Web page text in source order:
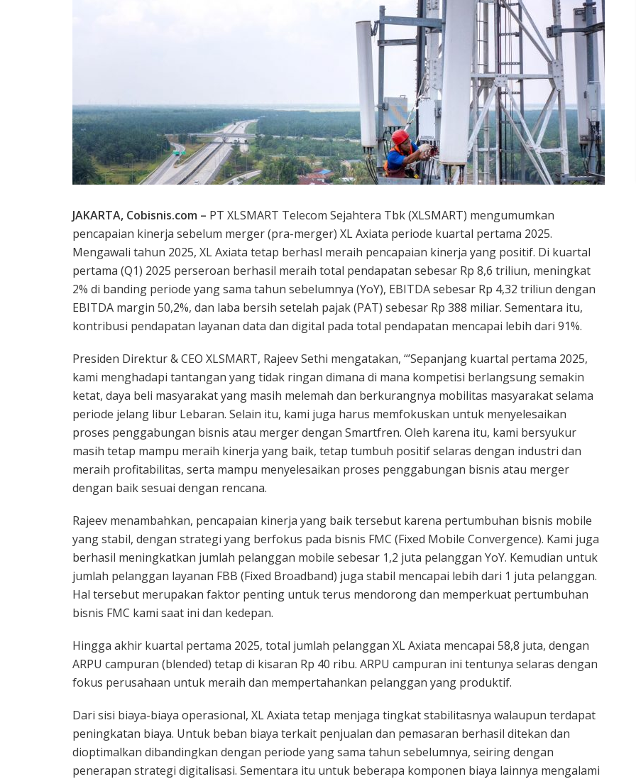
JAKARTA, Cobisnis.com – PT XLSMART Telecom Sejahtera Tbk (XLSMART) mengumumkan
pencapaian kinerja sebelum merger (pra-merger) XL Axiata periode kuartal pertama 2025.
Mengawali tahun 2025, XL Axiata tetap berhasl meraih pencapaian kinerja yang positif. Di kuartal
pertama (Q1) 2025 perseroan berhasil meraih total pendapatan sebesar Rp 8,6 triliun, meningkat
2% di banding periode yang sama tahun sebelumnya (YoY), EBITDA sebesar Rp 4,32 triliun dengan
EBITDA margin 50,2%, dan laba bersih setelah pajak (PAT) sebesar Rp 388 miliar. Sementara itu,
kontribusi pendapatan layanan data dan digital pada total pendapatan mencapai lebih dari 91%.
Presiden Direktur & CEO XLSMART, Rajeev Sethi mengatakan, “’Sepanjang kuartal pertama 2025,
kami menghadapi tantangan yang tidak ringan dimana di mana kompetisi berlangsung semakin
ketat, daya beli masyarakat yang masih melemah dan berkurangnya mobilitas masyarakat selama
periode jelang libur Lebaran. Selain itu, kami juga harus memfokuskan untuk menyelesaikan
proses penggabungan bisnis atau merger dengan Smartfren. Oleh karena itu, kami bersyukur
masih tetap mampu meraih kinerja yang baik, tetap tumbuh positif selaras dengan industri dan
meraih profitabilitas, serta mampu menyelesaikan proses penggabungan bisnis atau merger
dengan baik sesuai dengan rencana.
Rajeev menambahkan, pencapaian kinerja yang baik tersebut karena pertumbuhan bisnis mobile
yang stabil, dengan strategi yang berfokus pada bisnis FMC (Fixed Mobile Convergence). Kami juga
berhasil meningkatkan jumlah pelanggan mobile sebesar 1,2 juta pelanggan YoY. Kemudian untuk
jumlah pelanggan layanan FBB (Fixed Broadband) juga stabil mencapai lebih dari 1 juta pelanggan.
Hal tersebut merupakan faktor penting untuk terus mendorong dan memperkuat pertumbuhan
bisnis FMC kami saat ini dan kedepan.
Hingga akhir kuartal pertama 2025, total jumlah pelanggan XL Axiata mencapai 58,8 juta, dengan
ARPU campuran (blended) tetap di kisaran Rp 40 ribu. ARPU campuran ini tentunya selaras dengan
fokus perusahaan untuk meraih dan mempertahankan pelanggan yang produktif.
Dari sisi biaya-biaya operasional, XL Axiata tetap menjaga tingkat stabilitasnya walaupun terdapat
peningkatan biaya. Untuk beban biaya terkait penjualan dan pemasaran berhasil ditekan dan
dioptimalkan dibandingkan dengan periode yang sama tahun sebelumnya, seiring dengan
penerapan strategi digitalisasi. Sementara itu untuk beberapa komponen biaya lainnya mengalami